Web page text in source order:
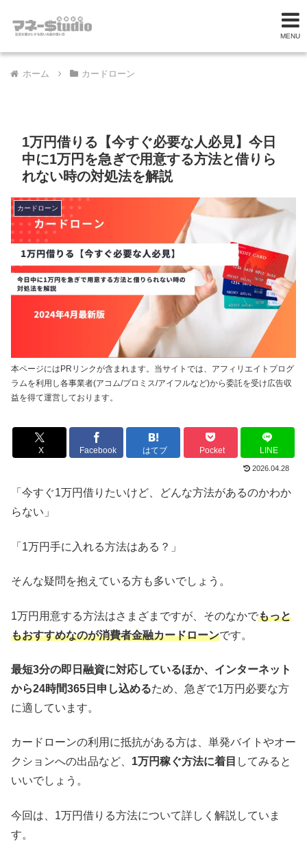
MENU
ホーム カードローン
1万円借りる【今すぐ必要な人必見】今日
中に1万円を急ぎで用意する方法と借りら
れない時の対処法を解説
本ページにはPRリンクが含まれます。当サイトでは、アフィリエイトプログ
ラムを利用し各事業者(アコム/プロミス/アイフルなど)から委託を受け広告収
益を得て運営しております。
カードローン
X Facebook はてブ Pocket LINE
2026.04.28
「今すぐ1万円借りたいけど、どんな方法があるのかわか
らない」
「1万円手に入れる方法はある？」
そんな疑問を抱えている方も多いでしょう。
1万円用意する方法はさまざまですが、そのなかでもっと
もおすすめなのが消費者金融カードローンです。
最短3分の即日融資に対応しているほか、インターネット
から24時間365日申し込めるため、急ぎで1万円必要な方
に適しています。
カードローンの利用に抵抗がある方は、単発バイトやオー
クションへの出品など、 1万円稼ぐ方法に着目 してみると
いいでしょう。
今回は、1万円借りる方法について詳しく解説していま
す。